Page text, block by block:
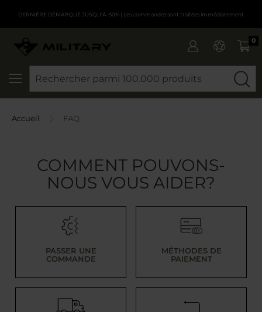
DERNIÈRE DÉMARQUE JUSQU'À -50% | Les commandes sont traitées immédiatement
0
Accueil FAQ
COMMENT POUVONS-
NOUS VOUS AIDER?
PASSER UNE
COMMANDE
MÉTHODES DE
PAIEMENT